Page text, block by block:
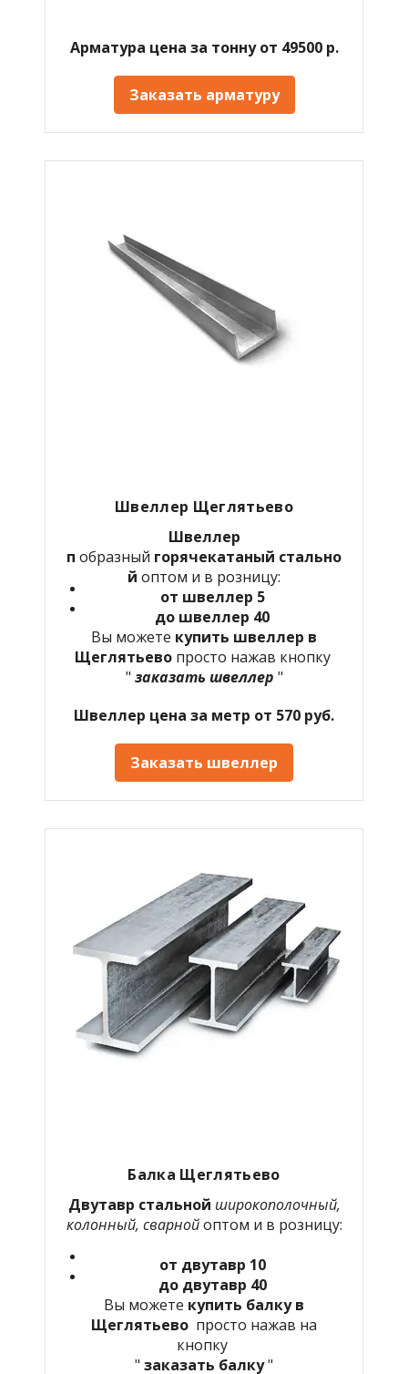
Арматура цена за тонну от 49500 р.
Заказать арматуру
Швеллер Щеглятьево
Швеллер
п образный горячекатаный стально
й оптом и в розницу:
от швеллер 5
до швеллер 40
Вы можете купить швеллер в
Щеглятьево просто нажав кнопку
" заказать швеллер "
Швеллер цена за метр от 570 руб.
Заказать швеллер
Балка Щеглятьево
Двутавр стальной широкополочный,
колонный, сварнойоптом и в розницу:
от двутавр 10
до двутавр 40
Вы можете купить балку в
Щеглятьево просто нажав на
кнопку
" заказать балку"